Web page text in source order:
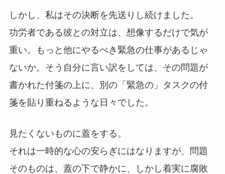
しかし、私はその決断を先送りし続けました。
功労者である彼との対立は、想像するだけで気が
重い。もっと他にやるべき緊急の仕事があるじゃ
ないか。そう自分に言い訳をしては、その問題が
書かれた付箋の上に、別の「緊急の」タスクの付
箋を貼り重ねるような日々でした。
見たくないものに蓋をする。
それは一時的な心の安らぎにはなりますが、問題
そのものは、蓋の下で静かに、しかし着実に腐敗